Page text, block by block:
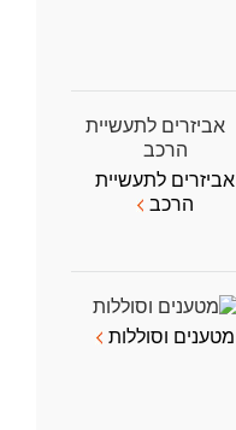
אביזרים לתעשיית
הרכב
מטענים וסוללות